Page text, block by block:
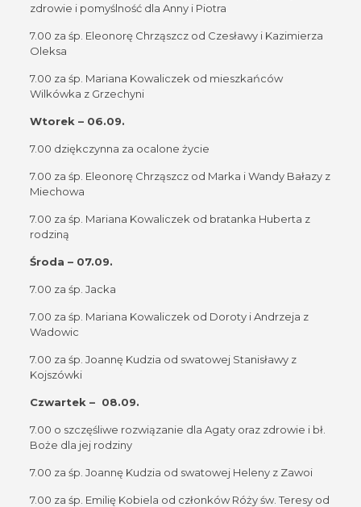
zdrowie i pomyślność dla Anny i Piotra
7.00 za śp. Eleonorę Chrząszcz od Czesławy i Kazimierza
Oleksa
7.00 za śp. Mariana Kowaliczek od mieszkańców
Wilkówka z Grzechyni
Wtorek – 06.09.
7.00 dziękczynna za ocalone życie
7.00 za śp. Eleonorę Chrząszcz od Marka i Wandy Bałazy z
Miechowa
7.00 za śp. Mariana Kowaliczek od bratanka Huberta z
rodziną
Środa – 07.09.
7.00 za śp. Jacka
7.00 za śp. Mariana Kowaliczek od Doroty i Andrzeja z
Wadowic
7.00 za śp. Joannę Kudzia od swatowej Stanisławy z
Kojszówki
Czwartek – 08.09.
7.00 o szczęśliwe rozwiązanie dla Agaty oraz zdrowie i bł.
Boże dla jej rodziny
7.00 za śp. Joannę Kudzia od swatowej Heleny z Zawoi
7.00 za śp. Emilię Kobiela od członków Róży św. Teresy od